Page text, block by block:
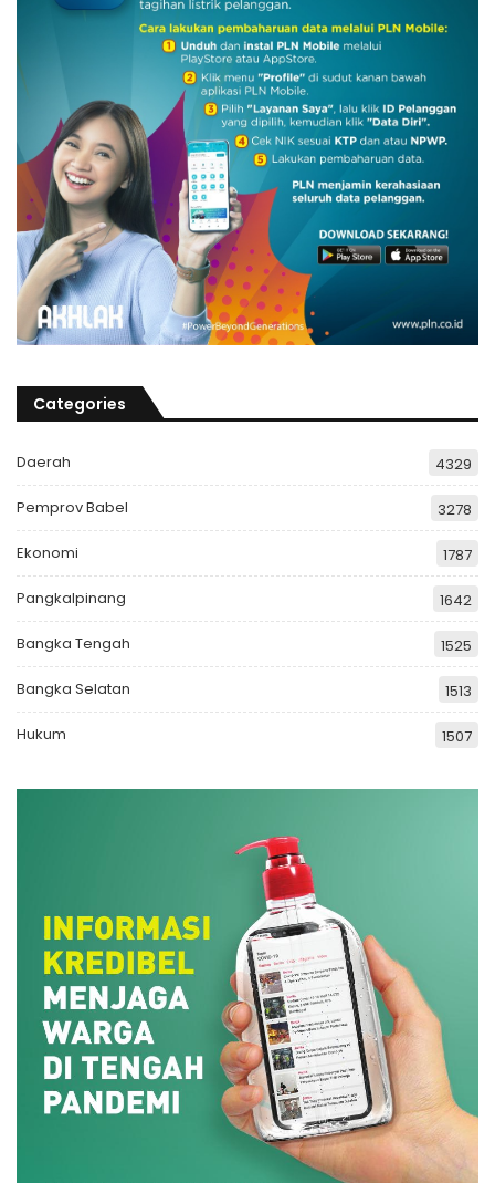
Categories
Daerah 4329
Pemprov Babel 3278
Ekonomi 1787
Pangkalpinang 1642
Bangka Tengah 1525
Bangka Selatan 1513
Hukum 1507